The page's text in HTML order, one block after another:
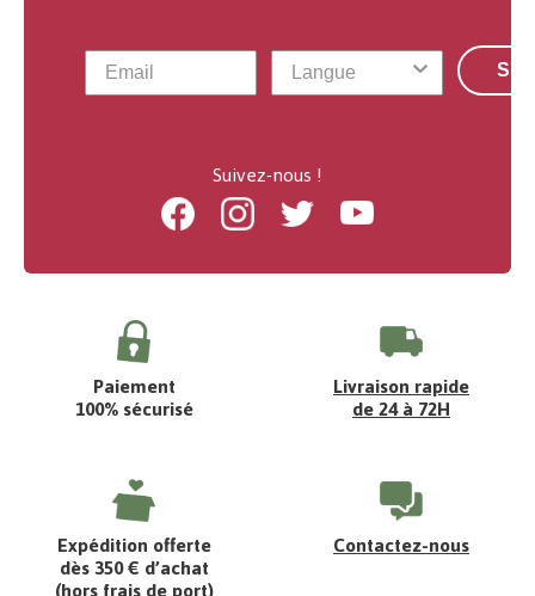
Suivez-nous !
FacebookInstagramTwitter Youtube
Paiement
100% sécurisé
Livraison rapide
de 24 à 72H
Expédition offerte
dès 350 € d’achat
Contactez-nous